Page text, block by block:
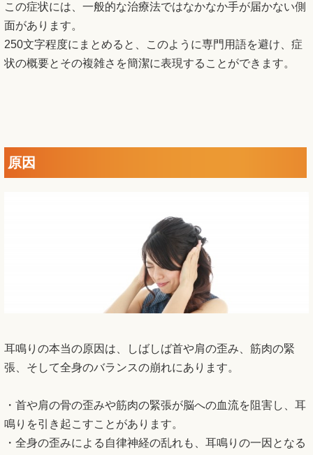
この症状には、一般的な治療法ではなかなか手が届かない側
面があります。
250文字程度にまとめると、このように専門用語を避け、症
状の概要とその複雑さを簡潔に表現することができます。
原因
耳鳴りの本当の原因は、しばしば首や肩の歪み、筋肉の緊
張、そして全身のバランスの崩れにあります。
・首や肩の骨の歪みや筋肉の緊張が脳への血流を阻害し、耳
鳴りを引き起こすことがあります。
・全身の歪みによる自律神経の乱れも、耳鳴りの一因となる